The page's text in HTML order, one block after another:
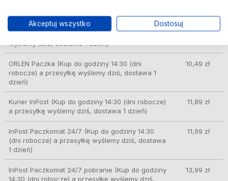
DPD Pickup punkt odbioru/automat paczkowy
(Kup do godziny 14:30 (dni robocze) a przesyłkę
wyślemy dziś, dostawa 1 dzień)
ORLEN Paczka (Kup do godziny 14:30 (dni
robocze) a przesyłkę wyślemy dziś, dostawa 1
dzień)
10,49 zł
Kurier InPost(Kup do godziny 14:30 (dni robocze)
a przesyłkę wyślemy dziś, dostawa 1 dzień)
11,89 zł
InPost Paczkomat 24/7 (Kup do godziny 14:30
(dni robocze) a przesyłkę wyślemy dziś, dostawa
1 dzień)
11,99 zł
InPost Paczkomat 24/7 pobranie (Kup do godziny
14:30 (dni robocze) a przesyłkę wyślemy dziś,
13,99 zł
Akceptuj wszystko Dostosuj